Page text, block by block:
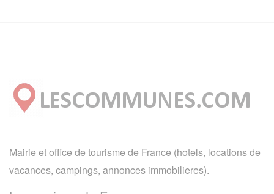
Mairie et office de tourisme de France (hotels, locations de
vacances, campings, annonces immobilieres).